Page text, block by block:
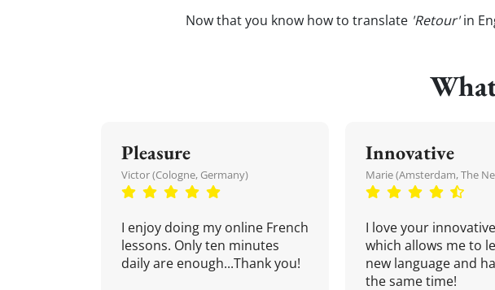
Now that you know how to translate 'Retour'in
Pleasure
Victor (Cologne, Germany)
I enjoy doing my online French
lessons. Only ten minutes
daily are enough...Thank you!
Innovative
Marie (Amsterdam, The
I love your
which allows me to
new language and
the same time!